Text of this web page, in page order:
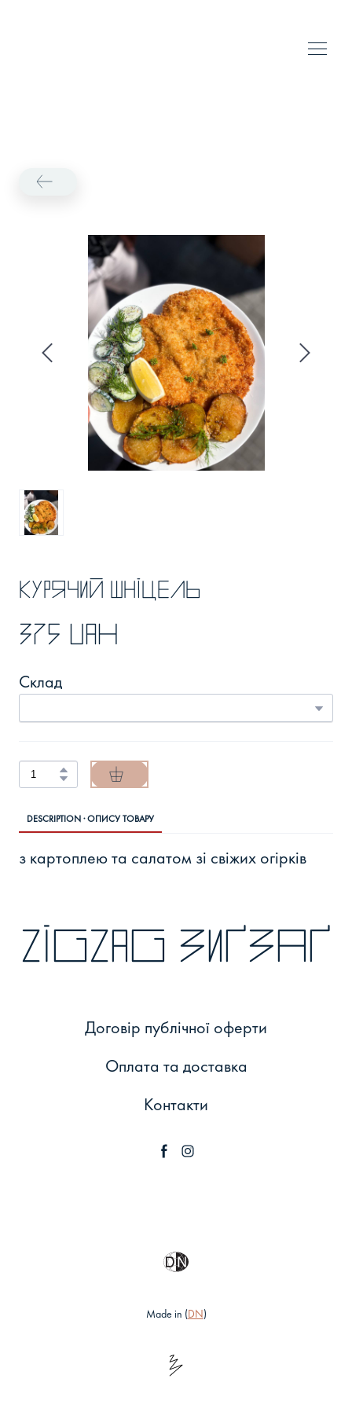
Курячий шніцель
375 UAH
Склад
DESCRIPTION · ОПИСУ ТОВАРУ
з картоплею та салатом зі свіжих огірків
zigzag зиґзаґ
Договір публічної оферти
Оплата та доставка
Контакти
Made in (DN)